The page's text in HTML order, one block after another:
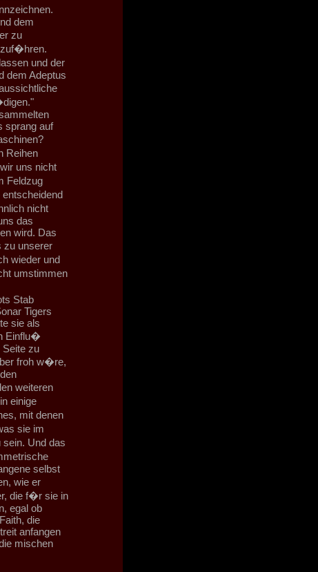
dem
zu
und der
dem Adeptus
sprang auf
Reihen
uns nicht
Feldzug
nicht
das
wird. Das
zu unserer
wieder und
umstimmen
Stab
Tigers
sie als
Einflu�
Seite zu
froh w�re,
weiteren
einige
mit denen
sie im
Und das
selbst
wie er
die f�r sie in
egal ob
die
anfangen
mischen